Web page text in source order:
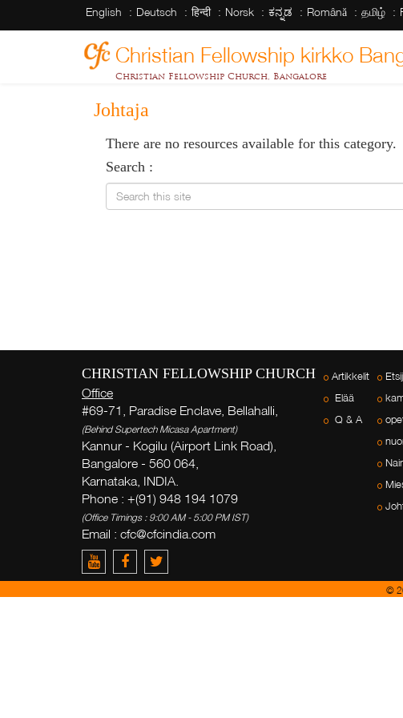
English Deutsch हिन्दी Norsk ಕನ್ನಡ Română தமிழ்
Christian Fellowship kirkko
Christian Fellowship Church, Bangalore
Johtaja
There are no resources available for this category.
Search :
Search this site
CHRISTIAN FELLOWSHIP CHURCH
Office
#69-71, Paradise Enclave, Bellahalli,
(Behind Supertech Micasa Apartment)
Kannur - Kogilu (Airport Link Road),
Bangalore - 560 064,
Karnataka, INDIA.
Phone : +(91) 948 194 1079
(Office Timings : 9:00 AM - 5:00 PM IST)
Email : cfc@cfcindia.com
Artikkelit
Elää
Q & A
©